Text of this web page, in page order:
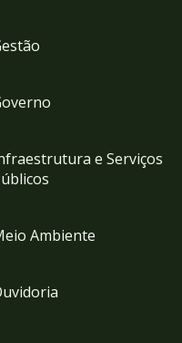
e Serviços
Ambiente